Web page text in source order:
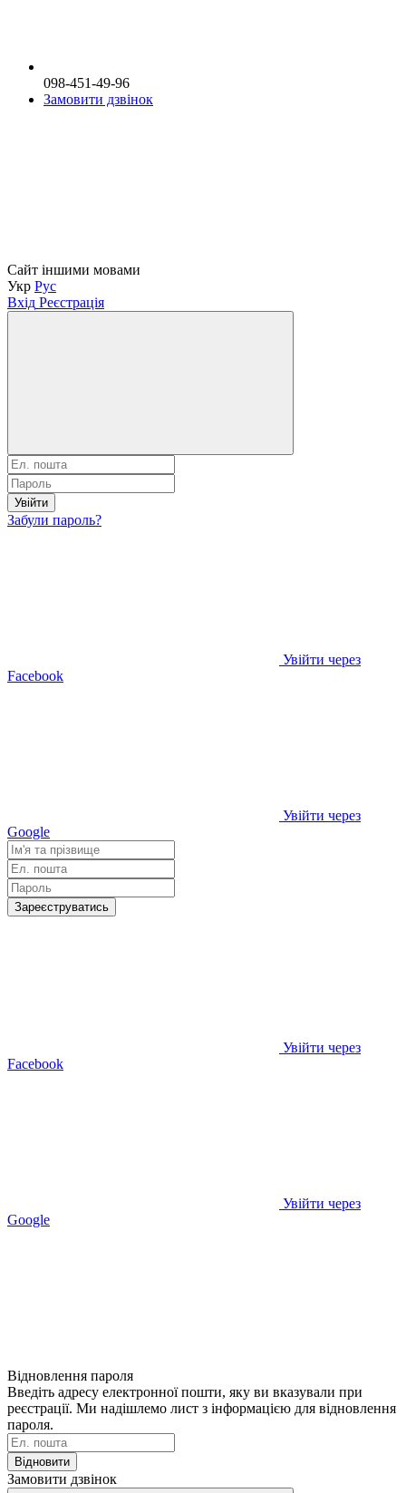
098-451-49-96
Замовити дзвінок
Сайт іншими мовами
Укр Рус
Вхід Реєстрація
Увійти
Забули пароль?
Увійти через
Facebook
Увійти через
Google
Зареєструватись
Увійти через
Facebook
Увійти через
Google
Відновлення пароля
Введіть адресу електронної пошти, яку ви вказували при
реєстрації. Ми надішлемо лист з інформацією для відновлення
пароля.
Відновити
Замовити дзвінок